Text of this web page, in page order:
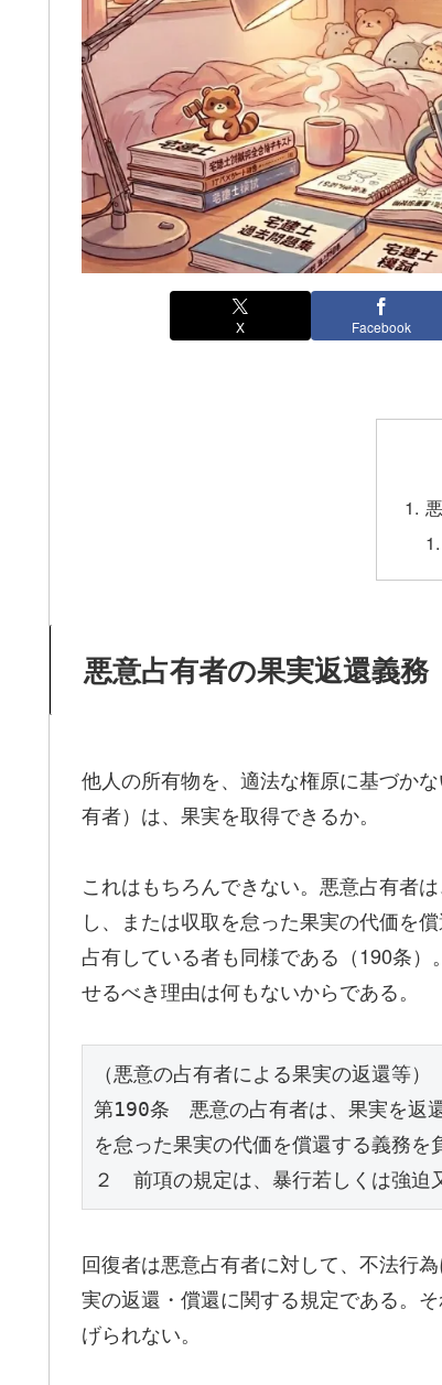
X Facebook
悪意占有者の果実返還義務
他人の所有物を、適法な権原に基づか
有者）は、果実を取得できるか。
これはもちろんできない。悪意占有者
し、または収取を怠った果実の代価を
占有している者も同様である（190条
せるべき理由は何もないからである。
（悪意の占有者による果実の返還等）
第190条　悪意の占有者は、果実を返
を怠った果実の代価を償還する義務を
２　前項の規定は、暴行若しくは強迫
回復者は悪意占有者に対して、不法行
実の返還・償還に関する規定である。
げられない。